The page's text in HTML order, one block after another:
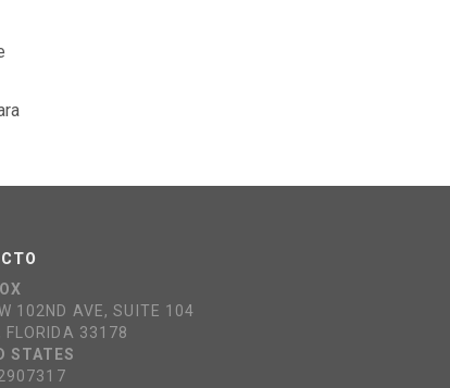
102ND AVE, SUITE 104
FLORIDA 33178
STATES